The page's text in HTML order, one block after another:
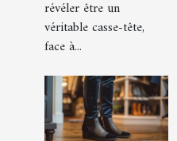
révéler être un
véritable casse-tête,
face à...